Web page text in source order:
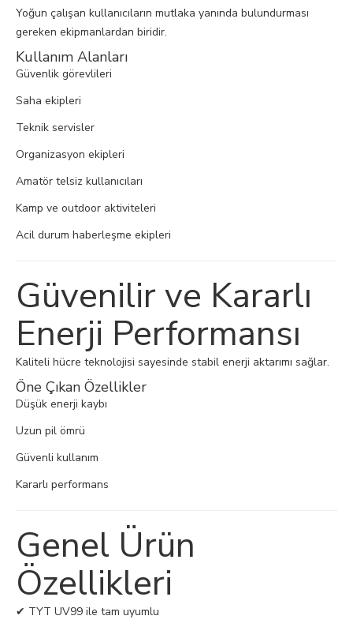
Yoğun çalışan kullanıcıların mutlaka yanında bulundurması
gereken ekipmanlardan biridir.
Kullanım Alanları
Güvenlik görevlileri
Saha ekipleri
Teknik servisler
Organizasyon ekipleri
Amatör telsiz kullanıcıları
Kamp ve outdoor aktiviteleri
Acil durum haberleşme ekipleri
Güvenilir ve Kararlı
Enerji Performansı
Kaliteli hücre teknolojisi sayesinde stabil enerji aktarımı sağlar.
Öne Çıkan Özellikler
Düşük enerji kaybı
Uzun pil ömrü
Güvenli kullanım
Kararlı performans
Genel Ürün
Özellikleri
✔ TYT UV99 ile tam uyumlu